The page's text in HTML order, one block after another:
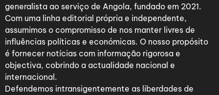
generalista ao serviço de Angola, fundado em 2021.
Com uma linha editorial própria e independente,
assumimos o compromisso de nos manter livres de
influências políticas e económicas. O nosso propósito
é fornecer notícias com informação rigorosa e
objectiva, cobrindo a actualidade nacional e
internacional.
Defendemos intransigentemente as liberdades de